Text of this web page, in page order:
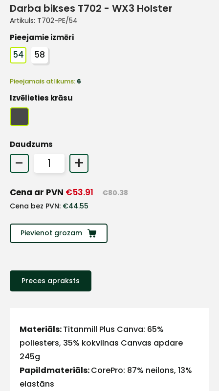
Darba bikses T702 - WX3 Holster
Artikuls: T702-PE/54
Pieejamie izmēri
54 58
Pieejamais atlikums: 6
Izvēlieties krāsu
Daudzums
- +
Cena ar PVN €53.91 €80.38
Cena bez PVN: €44.55
Pievienot grozam
Preces apraksts
Materiāls:Titanmill Plus Canva: 65%
poliesters, 35% kokvilnas Canvas apdare
245g
Papildmateriāls:CorePro: 87% neilons, 13%
elastāns
Sazinies
+